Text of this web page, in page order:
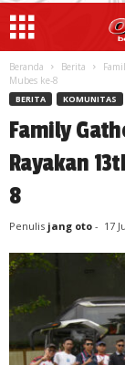
Beranda Berita
Mubes ke-8
BERITA KOMUNITAS
Family
Rayakan
8
Penulis jang oto - 17